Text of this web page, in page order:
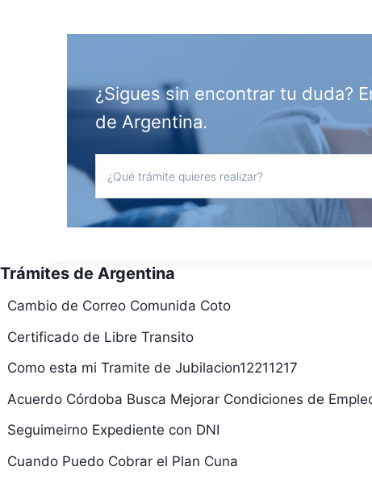
¿Sigues sin encontrar tu duda?
de Argentina.
Trámites de Argentina
Cambio de Correo Comunida Coto
Certificado de Libre Transito
Como esta mi Tramite de Jubilacion12211217
Acuerdo Córdoba Busca Mejorar Condiciones de
Seguimeirno Expediente con DNI
Cuando Puedo Cobrar el Plan Cuna